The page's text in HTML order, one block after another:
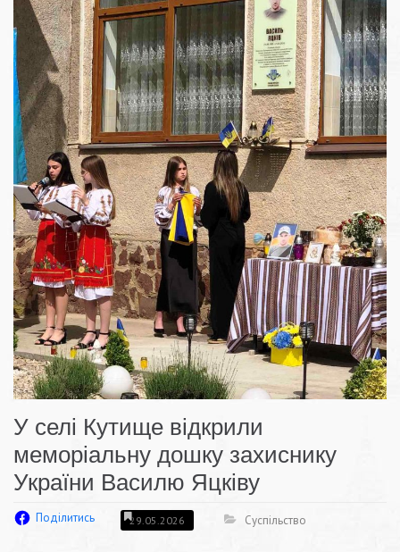
У селі Кутище відкрили
меморіальну дошку захиснику
України Василю Яцківу
Поділитись 29.05.2026 Суспільство